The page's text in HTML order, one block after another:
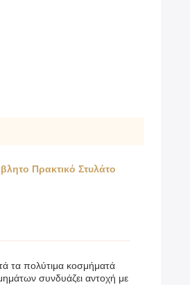
Πρακτικό Στυλάτο
τα πολύτιμα κοσμήματά
συνδυάζει αντοχή με